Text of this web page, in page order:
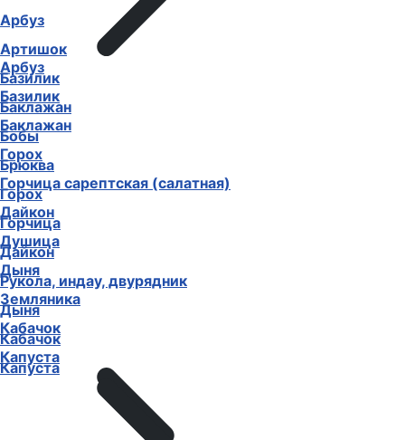
Арбуз
Базилик
Баклажан
Горох
Горчица сарептская (салатная)
Дайкон
Душица
Дыня
Земляника
Кабачок
Капуста
Арбуз
Артишок
Базилик
Баклажан
Бобы
Брюква
Горох
Горчица
Дайкон
Рукола, индау, двурядник
Дыня
Кабачок
Капуста